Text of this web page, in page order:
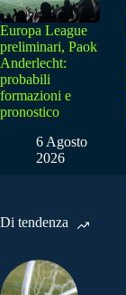
Europa League
preliminari, Paok
Anderlecht:
probabili
formazioni e
pronostico
6 Agosto
2026
Di tendenza